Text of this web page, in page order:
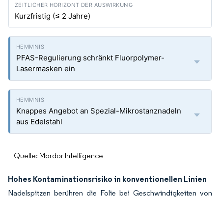
Kurzfristig (≤ 2 Jahre)
PFAS-Regulierung schränkt Fluorpolymer-
Lasermasken ein
Knappes Angebot an Spezial-Mikrostanznadeln
aus Edelstahl
Quelle: Mordor Intelligence
Hohes Kontaminationsrisiko in konventionellen Linien
Nadelspitzen berühren die Folie bei Geschwindigkeiten von